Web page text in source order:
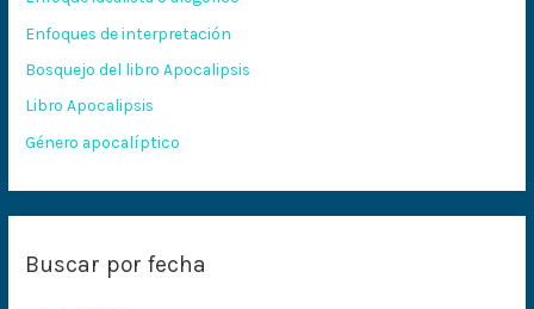
p
o
r
:
Enfoques de interpretación
Bosquejo del libro Apocalipsis
Libro Apocalipsis
Género apocalíptico
Buscar por fecha